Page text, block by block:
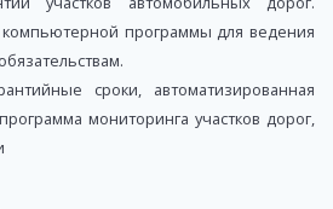
программы для ведения
сроки, автоматизированная
мониторинга участков дорог,